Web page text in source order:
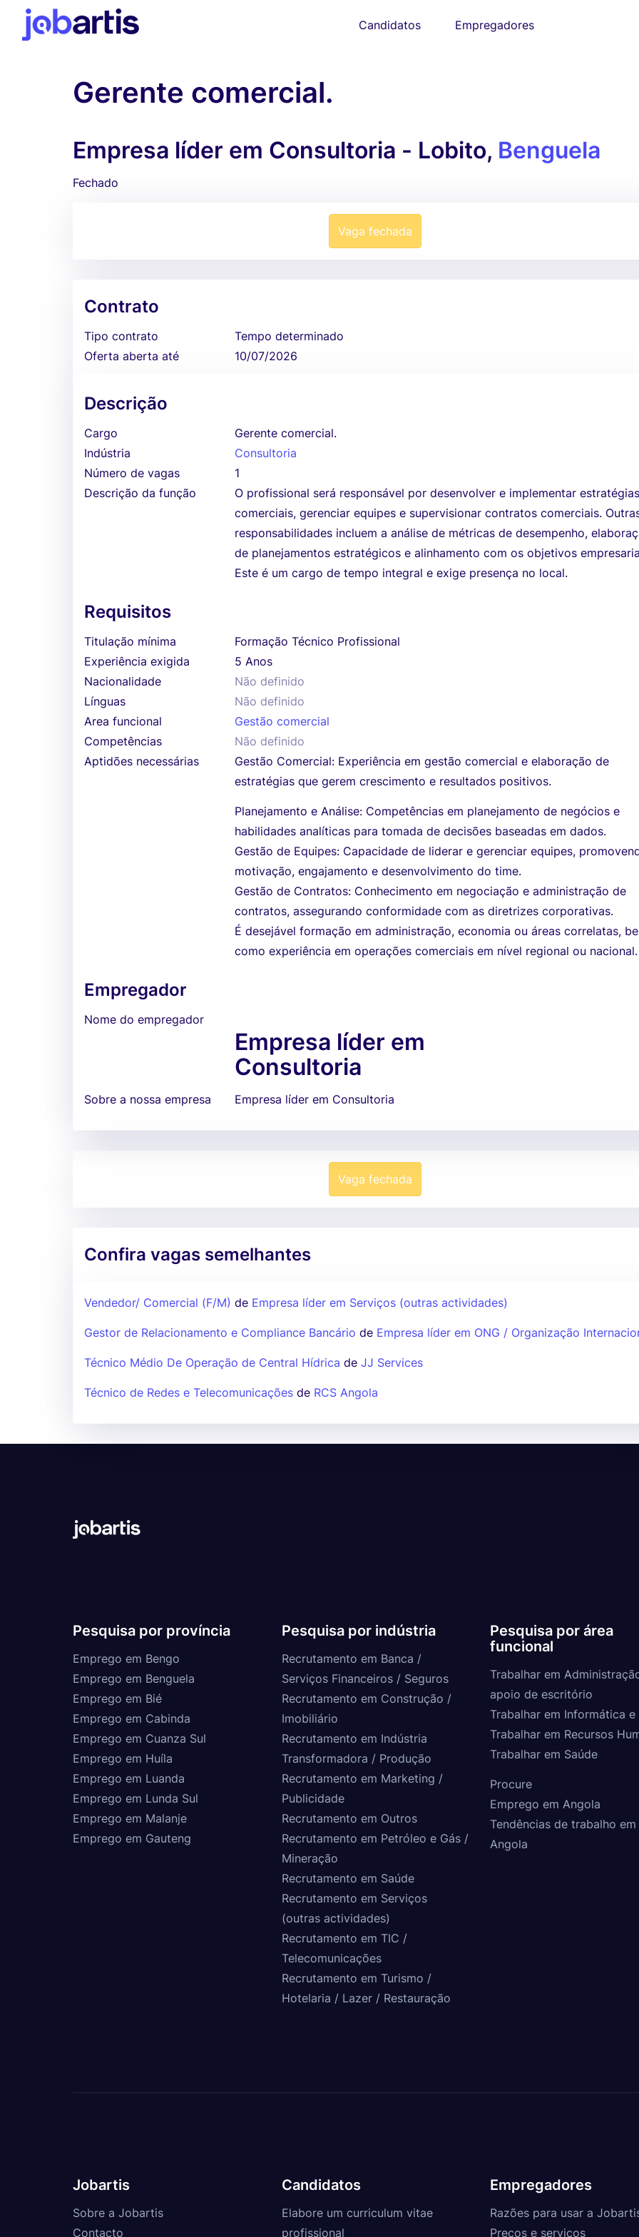
Candidatos Empregadores
Gerente comercial.
Empresa líder em Consultoria - Lobito, Benguela
Fechado
Vaga fechada
Contrato
Tipo contrato
Tempo determinado
Oferta aberta até
10/07/2026
Descrição
Cargo
Gerente comercial.
Indústria
Consultoria
Número de vagas
1
Descrição da função
O profissional será responsável por desenvolver e implementar
comerciais, gerenciar equipes e supervisionar contratos comerciais.
responsabilidades incluem a análise de métricas de desempenho,
de planejamentos estratégicos e alinhamento com os objetivos
Este é um cargo de tempo integral e exige presença no local.
Requisitos
Titulação mínima
Formação Técnico Profissional
Experiência exigida
5 Anos
Nacionalidade
Não definido
Línguas
Não definido
Area funcional
Gestão comercial
Competências
Não definido
Aptidões necessárias
Gestão Comercial: Experiência em gestão comercial e elaboração de
estratégias que gerem crescimento e resultados positivos.
Planejamento e Análise: Competências em planejamento de negócios e
habilidades analíticas para tomada de decisões baseadas em dados.
Gestão de Equipes: Capacidade de liderar e gerenciar equipes,
motivação, engajamento e desenvolvimento do time.
Gestão de Contratos: Conhecimento em negociação e administração de
contratos, assegurando conformidade com as diretrizes corporativas.
É desejável formação em administração, economia ou áreas correlatas,
como experiência em operações comerciais em nível regional ou nacional.
Empregador
Nome do empregador
Empresa líder em
Consultoria
Sobre a nossa empresa Empresa líder em Consultoria
Vaga fechada
Confira vagas semelhantes
Vendedor/ Comercial (F/M) de Empresa líder em Serviços (outras actividades)
Gestor de Relacionamento e Compliance Bancário de Empresa líder em ONG / Organização
Técnico Médio De Operação de Central Hídrica de JJ Services
Técnico de Redes e Telecomunicações de RCS Angola
Pesquisa por província
Emprego em Bengo
Emprego em Benguela
Emprego em Bié
Emprego em Cabinda
Emprego em Cuanza Sul
Emprego em Huíla
Emprego em Luanda
Emprego em Lunda Sul
Emprego em Malanje
Emprego em Gauteng
Pesquisa por indústria
Recrutamento em Banca /
Serviços Financeiros / Seguros
Recrutamento em Construção /
Imobiliário
Recrutamento em Indústria
Transformadora / Produção
Recrutamento em Marketing /
Publicidade
Recrutamento em Outros
Recrutamento em Petróleo e Gás /
Mineração
Recrutamento em Saúde
Recrutamento em Serviços
(outras actividades)
Recrutamento em TIC /
Telecomunicações
Recrutamento em Turismo /
Hotelaria / Lazer / Restauração
Pesquisa por área
funcional
Trabalhar em
apoio de escritório
Trabalhar em Informática e
Trabalhar em Recursos
Trabalhar em Saúde
Procure
Emprego em Angola
Tendências de trabalho em
Angola
Jobartis
Sobre a Jobartis
Contacto
Candidatos
Elabore um curriculum vitae
profissional
Empregadores
Razões para usar a
Preços e serviços